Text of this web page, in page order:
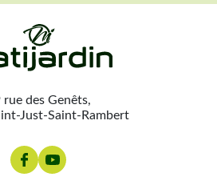
rue des Genêts,
Just-Saint-Rambert